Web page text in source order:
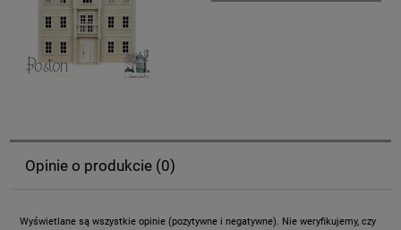
Opinie o produkcie (0)
Wyświetlane są wszystkie opinie (pozytywne i negatywne). Nie weryfikujemy, czy